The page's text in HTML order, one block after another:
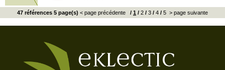
47 références 5 page(s) < page précédente / 1 / 2 / 3 / 4 / 5 > page suivante